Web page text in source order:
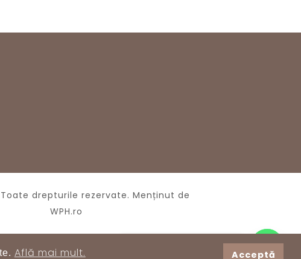
drepturile rezervate.Menținut de
WPH.ro
Află mai mult. Acceptă
Scrie-ne pe WhatsApp